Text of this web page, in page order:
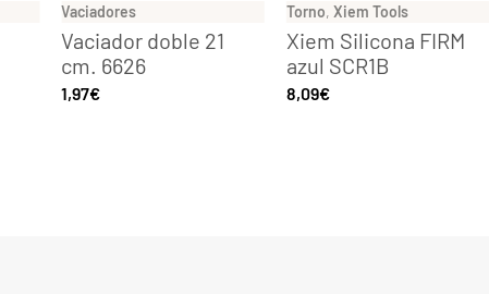
Vaciadores
Vaciador doble 21
cm. 6626
1,97€
Torno, Xiem Tools
Xiem Silicona FIRM
azul SCR1B
8,09€